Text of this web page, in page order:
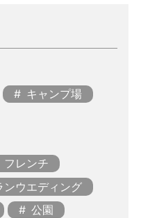
キャンプ場
フレンチ
ンウエディング
公園